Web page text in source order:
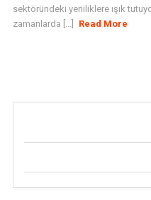
sektöründeki yeniliklere ışık
zamanlarda [...]
Read More